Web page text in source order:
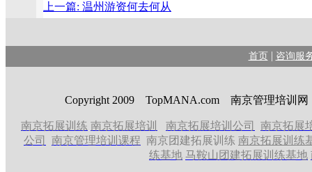
上一篇: 温州游资何去何从
首页 | 咨询服
Copyright 2009 TopMANA.com 南京管理培训网
南京拓展训练 南京拓展培训 南京拓展培训公司
南京拓展
公司
南京管理培训课程 南京团建拓展训练 南京拓展训练
练基地 马鞍山团建拓展训练基地